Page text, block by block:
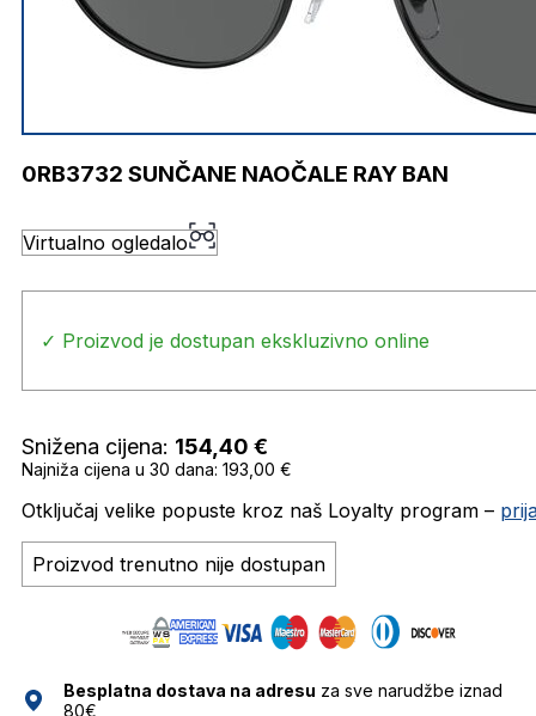
0RB3732 SUNČANE NAOČALE RAY BAN
Virtualno ogledalo
✓ Proizvod je dostupan ekskluzivno online
Snižena cijena: 154,40 €
Najniža cijena u 30 dana: 193,00 €
Otključaj velike popuste kroz naš Loyalty program –
Proizvod trenutno nije dostupan
Besplatna dostava na adresu za sve narudžbe iznad
80€